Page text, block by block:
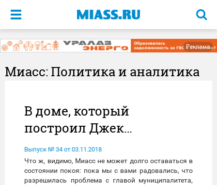
Меню
Реклама
Миасс: Политика и аналитика
В доме, который
построил Джек…
Выпуск № 34 от 03.11.2018
Что ж, видимо, Миасс не может долго оставаться в
состоянии покоя: пока мы с вами радовались, что
разрешилась проблема с главой муниципалитета,